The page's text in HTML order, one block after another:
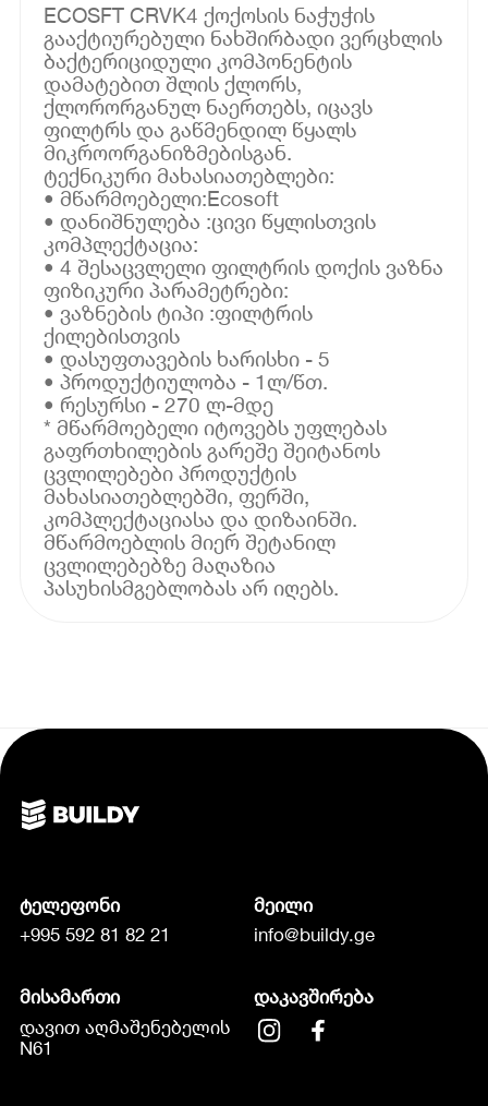
ECOSFT CRVK4 ქოქოსის ნაჭუჭის
გააქტიურებული ნახშირბადი ვერცხლის
ბაქტერიციდული კომპონენტის
დამატებით შლის ქლორს,
ქლორორგანულ ნაერთებს, იცავს
ფილტრს და გაწმენდილ წყალს
მიკროორგანიზმებისგან.
ტექნიკური მახასიათებლები:
• მწარმოებელი:Ecosoft
• დანიშნულება :ცივი წყლისთვის
კომპლექტაცია:
• 4 შესაცვლელი ფილტრის დოქის ვაზნა
ფიზიკური პარამეტრები:
• ვაზნების ტიპი :ფილტრის
ქილებისთვის
• დასუფთავების ხარისხი - 5
• პროდუქტიულობა - 1ლ/წთ.
• რესურსი - 270 ლ-მდე
* მწარმოებელი იტოვებს უფლებას
გაფრთხილების გარეშე შეიტანოს
ცვლილებები პროდუქტის
მახასიათებლებში, ფერში,
კომპლექტაციასა და დიზაინში.
მწარმოებლის მიერ შეტანილ
ცვლილებებზე მაღაზია
პასუხისმგებლობას არ იღებს.
ტელეფონი
+995 592 81 82 21
მეილი
info@buildy.ge
მისამართი
დავით აღმაშენებელის
N61
დაკავშირება